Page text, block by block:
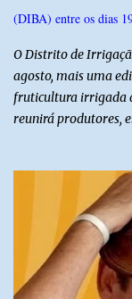
(DIBA) entre os dias
O Distrito de
agosto, mais uma
fruticultura irrigada
reunirá produtores,
instituições e
técnicas, a feira
agosto, o público
seguido de
reforça a
referência na